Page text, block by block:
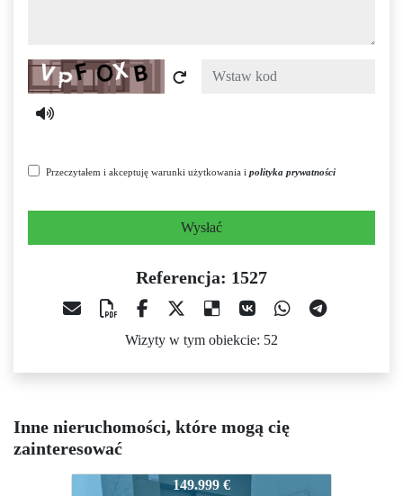
Captcha
Przeczytałem i akceptuję warunki użytkowania i polityka prywatności
Wysłać
Referencja: 1527
Wizyty w tym obiekcie: 52
Inne nieruchomości, które mogą cię
zainteresować
149.999 €
1527 225.000 €